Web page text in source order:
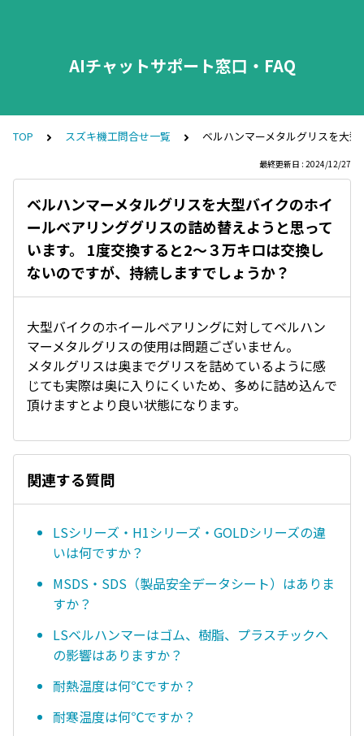
AIチャットサポート窓口・FAQ
TOP スズキ機工問合せ一覧 ベルハンマーメタルグリスを大
最終更新日 : 2024/12/27
ベルハンマーメタルグリスを大型バイクのホイ
ールベアリンググリスの詰め替えようと思って
います。 1度交換すると2～３万キロは交換し
ないのですが、持続しますでしょうか？
大型バイクのホイールベアリングに対してベルハン
マーメタルグリスの使用は問題ございません。
メタルグリスは奥までグリスを詰めているように感
じても実際は奥に入りにくいため、多めに詰め込んで
頂けますとより良い状態になります。
関連する質問
LSシリーズ・H1シリーズ・GOLDシリーズの違
いは何ですか？
MSDS・SDS（製品安全データシート）はありま
すか？
LSベルハンマーはゴム、樹脂、プラスチックへ
の影響はありますか？
耐熱温度は何℃ですか？
耐寒温度は何℃ですか？